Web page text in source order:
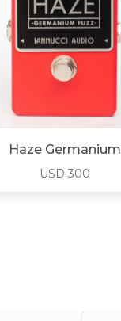
Haze Germanium
USD 300